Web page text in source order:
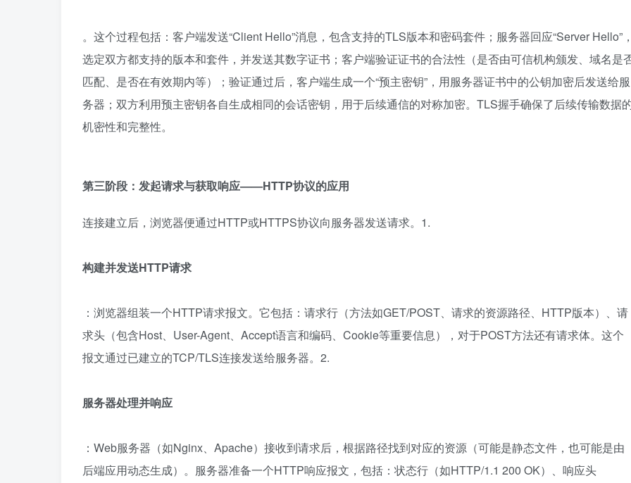
。这个过程包括：客户端发送“Client Hello”消息，包含支持的TLS版本和密码套件；服务器回应“Server Hello”
选定双方都支持的版本和套件，并发送其数字证书；客户端验证证书的合法性（是否由可信机构颁发、域名是
匹配、是否在有效期内等）；验证通过后，客户端生成一个“预主密钥”，用服务器证书中的公钥加密后发送给服
务器；双方利用预主密钥各自生成相同的会话密钥，用于后续通信的对称加密。TLS握手确保了后续传输数据
机密性和完整性。
第三阶段：发起请求与获取响应——HTTP协议的应用
连接建立后，浏览器便通过HTTP或HTTPS协议向服务器发送请求。1.
构建并发送HTTP请求
：浏览器组装一个HTTP请求报文。它包括：请求行（方法如GET/POST、请求的资源路径、HTTP版本）、请
求头（包含Host、User-Agent、Accept语言和编码、Cookie等重要信息），对于POST方法还有请求体。这个
报文通过已建立的TCP/TLS连接发送给服务器。2.
服务器处理并响应
：Web服务器（如Nginx、Apache）接收到请求后，根据路径找到对应的资源（可能是静态文件，也可能是由
后端应用动态生成）。服务器准备一个HTTP响应报文，包括：状态行（如HTTP/1.1 200 OK）、响应头